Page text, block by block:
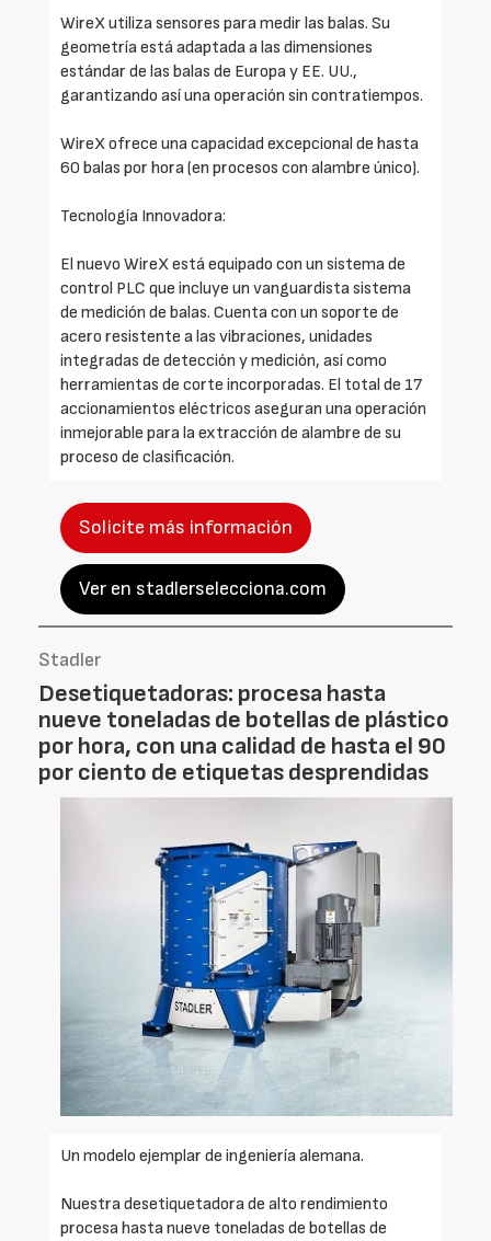
WireX utiliza sensores para medir las balas. Su
geometría está adaptada a las dimensiones
estándar de las balas de Europa y EE. UU.,
garantizando así una operación sin contratiempos.
WireX ofrece una capacidad excepcional de hasta
60 balas por hora (en procesos con alambre único).
Tecnología Innovadora:
El nuevo WireX está equipado con un sistema de
control PLC que incluye un vanguardista sistema
de medición de balas. Cuenta con un soporte de
acero resistente a las vibraciones, unidades
integradas de detección y medición, así como
herramientas de corte incorporadas. El total de 17
accionamientos eléctricos aseguran una operación
inmejorable para la extracción de alambre de su
proceso de clasificación.
Solicite más información
Ver en stadlerselecciona.com
Stadler
Desetiquetadoras: procesa hasta
nueve toneladas de botellas de plástico
por hora, con una calidad de hasta el 90
por ciento de etiquetas desprendidas
Un modelo ejemplar de ingeniería alemana.
Nuestra desetiquetadora de alto rendimiento
procesa hasta nueve toneladas de botellas de